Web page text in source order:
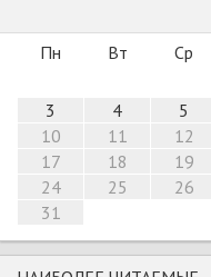
Пн Вт Ср
3
4 5
10
11 12
17
18 19
24
25 26
31